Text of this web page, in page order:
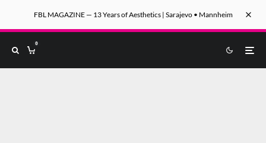
FBL MAGAZINE — 13 Years of Aesthetics | Sarajevo • Mannheim
0